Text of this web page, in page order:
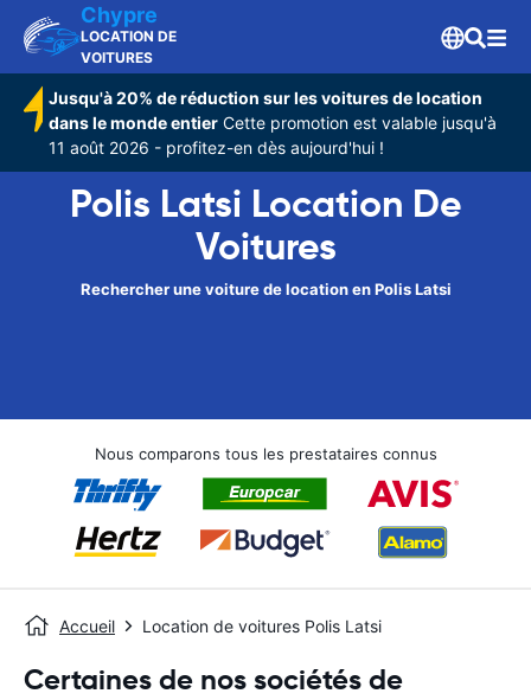
Chypre
LOCATION DE
VOITURES
Jusqu'à 20% de réduction sur les voitures de location
dans le monde entier Cette promotion est valable jusqu'à
11 août 2026 - profitez-en dès aujourd'hui !
Polis Latsi Location De
Voitures
Rechercher une voiture de location en Polis Latsi
Nous comparons tous les prestataires connus
Accueil Location de voitures Polis Latsi
Certaines de nos sociétés de